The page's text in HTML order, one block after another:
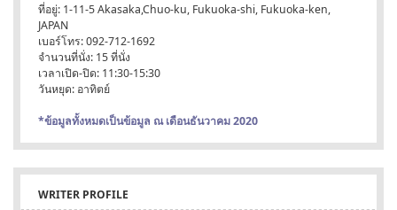
ที่อยู่: 1-11-5 Akasaka,Chuo-ku, Fukuoka-shi, Fukuoka-ken,
JAPAN
เบอร์โทร: 092-712-1692
จำนวนที่นั่ง: 15 ที่นั่ง
เวลาเปิด-ปิด: 11:30-15:30
วันหยุด: อาทิตย์
*ข้อมูลทั้งหมดเป็นข้อมูล ณ เดือนธันวาคม 2020
WRITER PROFILE